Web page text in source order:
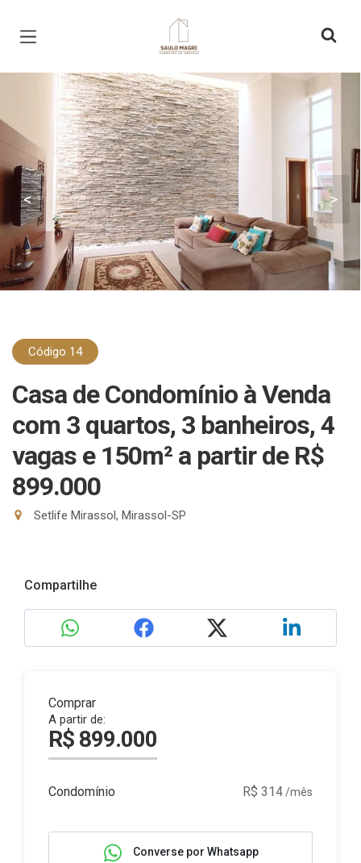
Página inicial
< >
Código 14
Casa de Condomínio à Venda
com 3 quartos, 3 banheiros, 4
vagas e 150m² a partir de R$
899.000
Setlife Mirassol, Mirassol-SP
Compartilhe
Comprar
A partir de:
R$ 899.000
Condomínio R$ 314/mês
Converse por Whatsapp